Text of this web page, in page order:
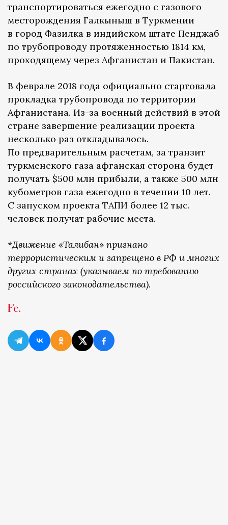
транспортироваться ежегодно с газового
месторождения Галкыныш в Туркмении
в город Фазилка в индийском штате Пенджаб
по трубопроводу протяженностью 1814 км,
проходящему через Афганистан и Пакистан.
В феврале 2018 года официально стартовала
прокладка трубопровода по территории
Афганистана. Из-за военный действий в этой
стране завершение реализации проекта
несколько раз откладывалось.
По предварительным расчетам, за транзит
туркменского газа афганская сторона будет
получать $500 млн прибыли, а также 500 млн
кубометров газа ежегодно в течении 10 лет.
С запуском проекта ТАПИ более 12 тыс.
человек получат рабочие места.
*Движение «Талибан» признано
террористическим и запрещено в РФ и многих
других странах (указываем по требованию
российского законодательства).